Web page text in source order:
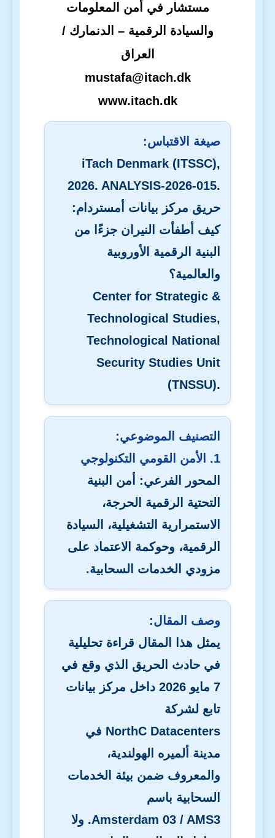
مستشار في أمن المعلومات
والسيادة الرقمية – الدنمارك /
العراق
mustafa@itach.dk
www.itach.dk
صيغة الاقتباس:
iTach Denmark (ITSSC),
2026. ANALYSIS-2026-015.
حريق مركز بيانات أمستردام:
كيف أطفأت النيران جزءًا من
البنية الرقمية الأوروبية
والعالمية؟
Center for Strategic &
Technological Studies,
Technological National
Security Studies Unit
(TNSSU).
التصنيف الموضوعي:
1. الأمن القومي التكنولوجي
المحور الفرعي: أمن البنية
التحتية الرقمية الحرجة،
الاستمرارية التشغيلية، السيادة
الرقمية، وحوكمة الاعتماد على
مزودي الخدمات السحابية.
وصف المقال:
يمثل هذا المقال قراءة تحليلية
في حادث الحريق الذي وقع في
7 مايو 2026 داخل مركز بيانات
تابع لشركة
NorthC Datacenters في
مدينة ألميره الهولندية،
والمعروف ضمن بيئة الخدمات
السحابية باسم
Amsterdam 03 / AMS3. ولا